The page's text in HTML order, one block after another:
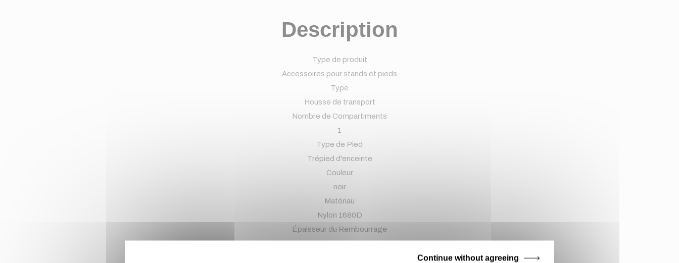
Description
Type de produit
Accessoires pour stands et pieds
Type
Housse de transport
Nombre de Compartiments
1
Type de Pied
Trépied d'enceinte
Couleur
noir
Matériau
Nylon 1680D
Épaisseur du Rembourrage
10 mm
Continue without agreeing